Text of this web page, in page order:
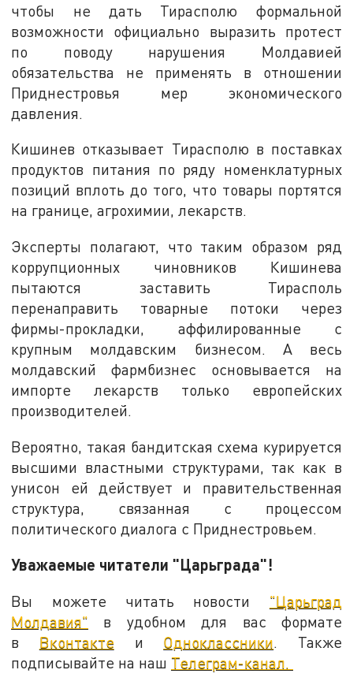
чтобы не дать Тирасполю формальной
возможности официально выразить протест
по поводу нарушения Молдавией
обязательства не применять в отношении
Приднестровья мер экономического
давления.
Кишинев отказывает Тирасполю в поставках
продуктов питания по ряду номенклатурных
позиций вплоть до того, что товары портятся
на границе, агрохимии, лекарств.
Эксперты полагают, что таким образом ряд
коррупционных чиновников Кишинева
пытаются заставить Тирасполь
перенаправить товарные потоки через
фирмы-прокладки, аффилированные с
крупным молдавским бизнесом. А весь
молдавский фармбизнес основывается на
импорте лекарств только европейских
производителей.
Вероятно, такая бандитская схема курируется
высшими властными структурами, так как в
унисон ей действует и правительственная
структура, связанная с процессом
политического диалога с Приднестровьем.
Уважаемые читатели "Царьграда"!
Вы можете читать новости "Царьград
Молдавия" в удобном для вас формате
в Вконтактеи Одноклассники. Также
подписывайте на наш Телеграм-канал.